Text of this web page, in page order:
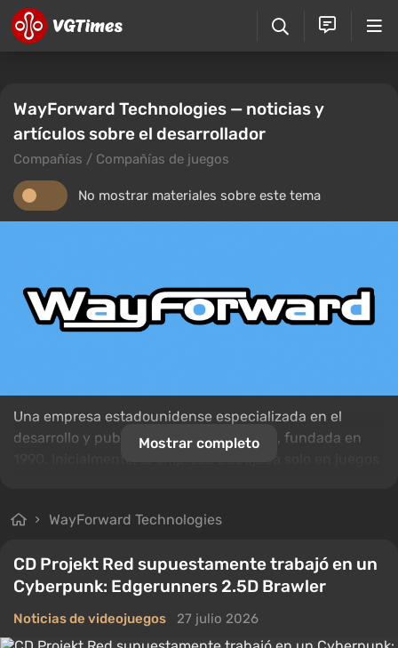
WayForward Technologies — noticias y
artículos sobre el desarrollador
Compañías / Compañías de juegos
No mostrar materiales sobre este tema
Una empresa estadounidense especializada en el
desarrollo y publicación de videojuegos, fundada en
Boy Advance, Nintendo DS, Nintendo 3DS, PlayStation
dispositivos móviles.
Mostrar completo
WayForward Technologies
CD Projekt Red supuestamente trabajó en un
Cyberpunk: Edgerunners 2.5D Brawler
Noticias de videojuegos 27 julio 2026